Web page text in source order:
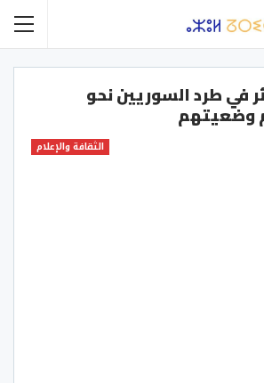
في طرد السوريين نحو
وضعيتهم
الثقافة والإعلام